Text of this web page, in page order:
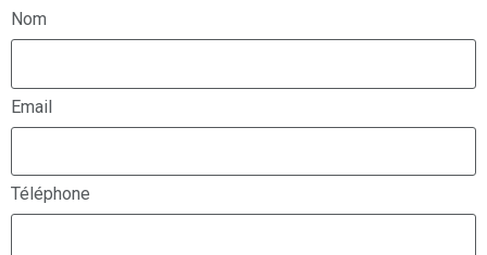
Nom
Email
Téléphone